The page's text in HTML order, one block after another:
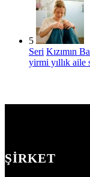
5
Seri Kızımın
yirmi yıllık aile
ŞIRKET